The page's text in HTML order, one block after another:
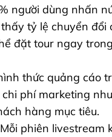
người dùng nhấn
tỷ lệ chuyển đổi
đặt tour ngay
thức quảng cáo
phí marketing
hàng mục tiêu.
Mỗi phiên livestream